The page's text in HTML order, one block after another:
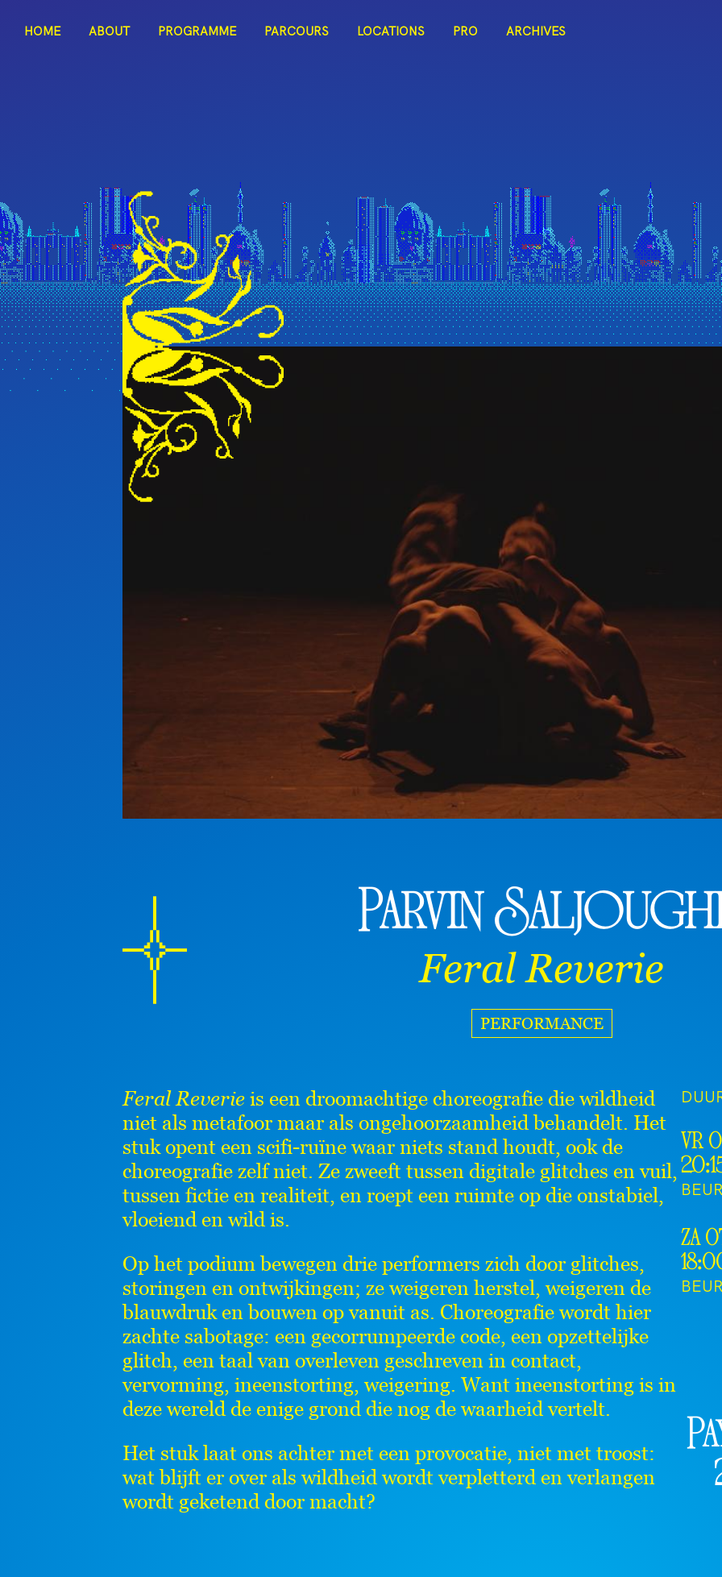
ITAC
HOME ABOUT PROGRAMME PARCOURS LOCATIONS PRO ARCHIVES
Dark Mode
Parvin
Feral Reverie
PERFORMANCE
vr
za
Feral Reverie is een droomachtige choreografie die wildheid
niet als metafoor maar als ongehoorzaamheid behandelt. Het
stuk opent een scifi-ruïne waar niets stand houdt, ook de
choreografie zelf niet. Ze zweeft tussen digitale glitches en vuil,
tussen fictie en realiteit, en roept een ruimte op die onstabiel,
vloeiend en wild is.
Op het podium bewegen drie performers zich door glitches,
storingen en ontwijkingen; ze weigeren herstel, weigeren de
blauwdruk en bouwen op vanuit as. Choreografie wordt hier
zachte sabotage: een gecorrumpeerde code, een opzettelijke
glitch, een taal van overleven geschreven in contact,
vervorming, ineenstorting, weigering. Want ineenstorting is in
deze wereld de enige grond die nog de waarheid vertelt.
Het stuk laat ons achter met een provocatie, niet met troost:
wat blijft er over als wildheid wordt verpletterd en verlangen
wordt geketend door macht?